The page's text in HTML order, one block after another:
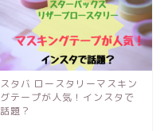
スタバ ロースタリーマスキン
グテープが人気！インスタで
話題？